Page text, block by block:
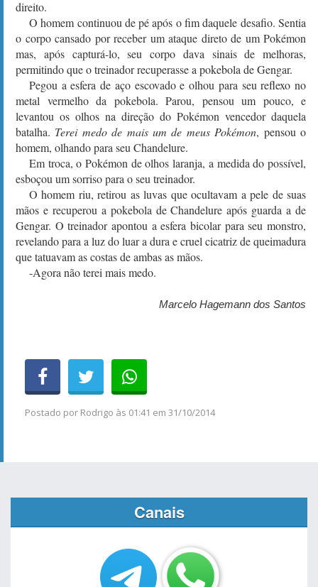
direito.
O homem continuou de pé após o fim daquele desafio. Sentia
o corpo cansado por receber um ataque direto de um Pokémon
mas, após capturá-lo, seu corpo dava sinais de melhoras,
permitindo que o treinador recuperasse a pokebola de Gengar.
Pegou a esfera de aço escovado e olhou para seu reflexo no
metal vermelho da pokebola. Parou, pensou um pouco, e
levantou os olhos na direção do Pokémon vencedor daquela
batalha. Terei medo de mais um de meus Pokémon, pensou o
homem, olhando para seu Chandelure.
Em troca, o Pokémon de olhos laranja, a medida do possível,
esboçou um sorriso para o seu treinador.
O homem riu, retirou as luvas que ocultavam a pele de suas
mãos e recuperou a pokebola de Chandelure após guarda a de
Gengar. O treinador apontou a esfera bicolar para seu monstro,
revelando para a luz do luar a dura e cruel cicatriz de queimadura
que tatuavam as costas de ambas as mãos.
-Agora não terei mais medo.
Marcelo Hagemann dos Santos
Postado por Rodrigo às 01:41 em 31/10/2014
Canais